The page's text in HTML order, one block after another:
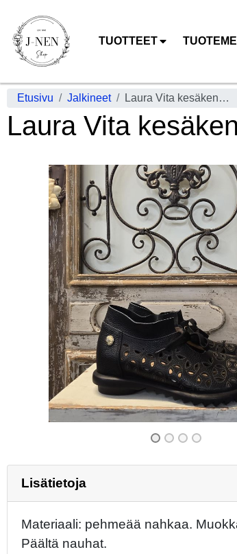
TUOTTEET
Etusivu Jalkineet Laura Vita kesäkengät Cyrielle 30 Musta romanttinen malli kesäksi
Laura Vita
Previous
Lisätietoja
Materiaali: pehmeää nahkaa.
Päältä nauhat.